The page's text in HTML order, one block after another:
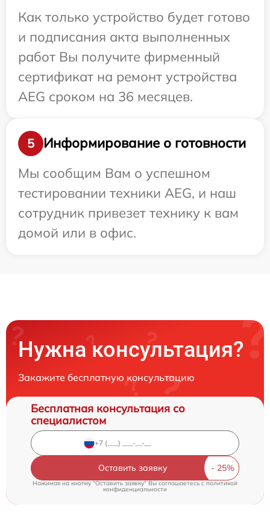
Как только устройство будет готово
и подписания акта выполненных
работ Вы получите фирменный
сертификат на ремонт устройства
AEG сроком на 36 месяцев.
5
Информирование о готовности
Мы сообщим Вам о успешном
тестировании техники AEG, и наш
сотрудник привезет технику к вам
домой или в офис.
Нужна консультация?
Закажите бесплатную консультацию
Бесплатная консультация со
специалистом
Оставить заявку
Нажимая на кнопку "Оставить заявку" Вы соглашаетесь cполитикой
конфиденциальности